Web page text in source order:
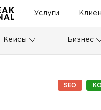
Услуги
Кейсы Бизнес
SEO